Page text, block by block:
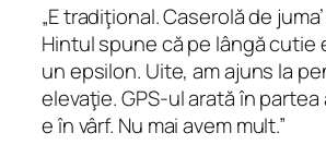
„E tradiţional. Caserolă de
Hintul spune că pe lângă cutie
un epsilon. Uite, am ajuns la
elevaţie. GPS-ul arată în
e în vârf. Nu mai avem mult.”